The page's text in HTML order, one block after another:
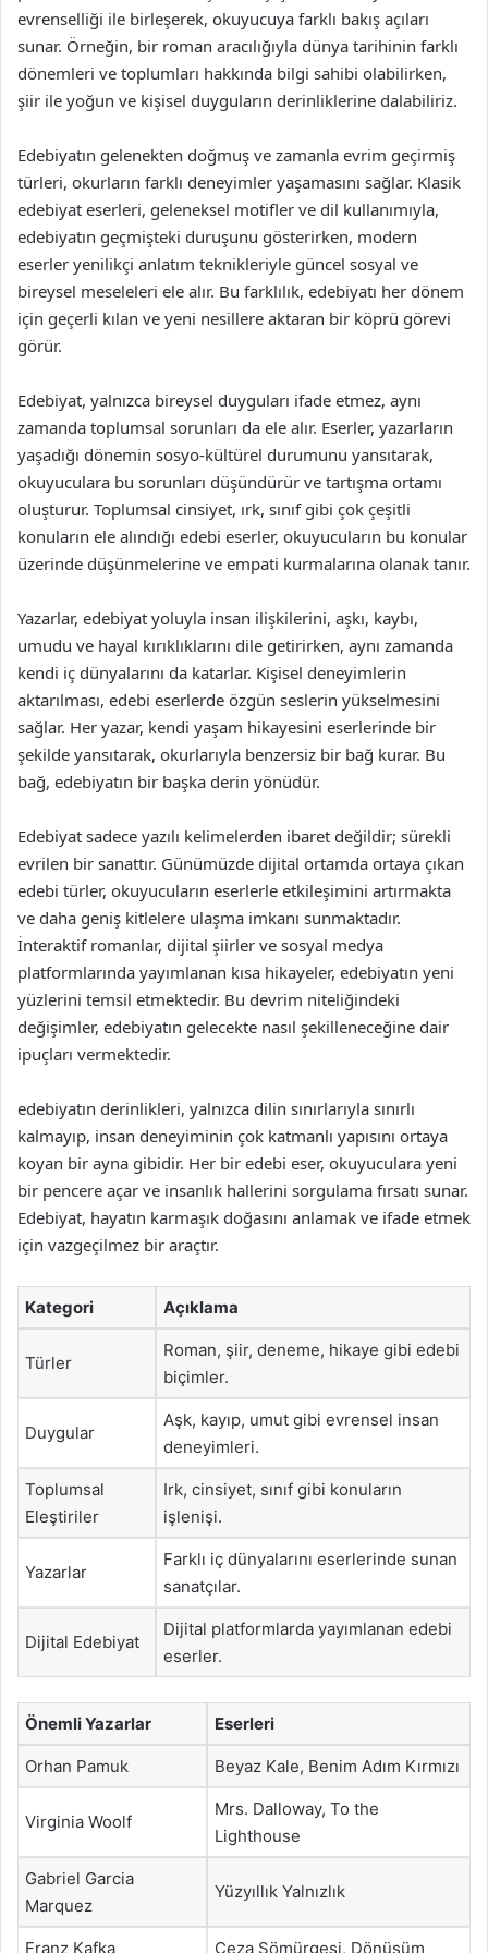
evrenselliği ile birleşerek, okuyucuya farklı bakış açıları
sunar. Örneğin, bir roman aracılığıyla dünya tarihinin farklı
dönemleri ve toplumları hakkında bilgi sahibi olabilirken,
şiir ile yoğun ve kişisel duyguların derinliklerine dalabiliriz.
Edebiyatın gelenekten doğmuş ve zamanla evrim geçirmiş
türleri, okurların farklı deneyimler yaşamasını sağlar. Klasik
edebiyat eserleri, geleneksel motifler ve dil kullanımıyla,
edebiyatın geçmişteki duruşunu gösterirken, modern
eserler yenilikçi anlatım teknikleriyle güncel sosyal ve
bireysel meseleleri ele alır. Bu farklılık, edebiyatı her dönem
için geçerli kılan ve yeni nesillere aktaran bir köprü görevi
görür.
Edebiyat, yalnızca bireysel duyguları ifade etmez, aynı
zamanda toplumsal sorunları da ele alır. Eserler, yazarların
yaşadığı dönemin sosyo-kültürel durumunu yansıtarak,
okuyuculara bu sorunları düşündürür ve tartışma ortamı
oluşturur. Toplumsal cinsiyet, ırk, sınıf gibi çok çeşitli
konuların ele alındığı edebi eserler, okuyucuların bu konular
üzerinde düşünmelerine ve empati kurmalarına olanak tanır.
Yazarlar, edebiyat yoluyla insan ilişkilerini, aşkı, kaybı,
umudu ve hayal kırıklıklarını dile getirirken, aynı zamanda
kendi iç dünyalarını da katarlar. Kişisel deneyimlerin
aktarılması, edebi eserlerde özgün seslerin yükselmesini
sağlar. Her yazar, kendi yaşam hikayesini eserlerinde bir
şekilde yansıtarak, okurlarıyla benzersiz bir bağ kurar. Bu
bağ, edebiyatın bir başka derin yönüdür.
Edebiyat sadece yazılı kelimelerden ibaret değildir; sürekli
evrilen bir sanattır. Günümüzde dijital ortamda ortaya çıkan
edebi türler, okuyucuların eserlerle etkileşimini artırmakta
ve daha geniş kitlelere ulaşma imkanı sunmaktadır.
İnteraktif romanlar, dijital şiirler ve sosyal medya
platformlarında yayımlanan kısa hikayeler, edebiyatın yeni
yüzlerini temsil etmektedir. Bu devrim niteliğindeki
değişimler, edebiyatın gelecekte nasıl şekilleneceğine dair
ipuçları vermektedir.
edebiyatın derinlikleri, yalnızca dilin sınırlarıyla sınırlı
kalmayıp, insan deneyiminin çok katmanlı yapısını ortaya
koyan bir ayna gibidir. Her bir edebi eser, okuyuculara yeni
bir pencere açar ve insanlık hallerini sorgulama fırsatı sunar.
Edebiyat, hayatın karmaşık doğasını anlamak ve ifade etmek
için vazgeçilmez bir araçtır.
Kategori Açıklama
Türler
Roman, şiir, deneme, hikaye gibi edebi
biçimler.
Duygular
Aşk, kayıp, umut gibi evrensel insan
deneyimleri.
Toplumsal
Eleştiriler
Irk, cinsiyet, sınıf gibi konuların
işlenişi.
Yazarlar
Farklı iç dünyalarını eserlerinde sunan
sanatçılar.
Dijital Edebiyat
Dijital platformlarda yayımlanan edebi
eserler.
Önemli Yazarlar Eserleri
Orhan Pamuk Beyaz Kale, Benim Adım Kırmızı
Virginia Woolf
Mrs. Dalloway, To the
Lighthouse
Gabriel Garcia
Marquez
Yüzyıllık Yalnızlık
Franz Kafka Ceza Sömürgesi, Dönüşüm